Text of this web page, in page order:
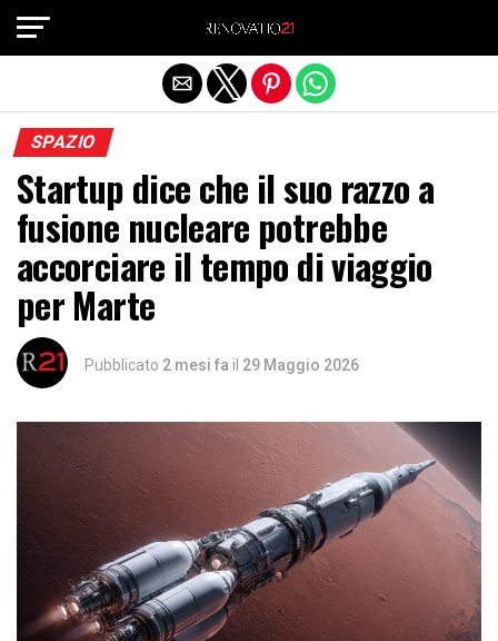
SPAZIO
Startup dice che il suo razzo a
fusione nucleare potrebbe
accorciare il tempo di viaggio
per Marte
Pubblicato 2 mesi fa il 29 Maggio 2026
Exit mobile version